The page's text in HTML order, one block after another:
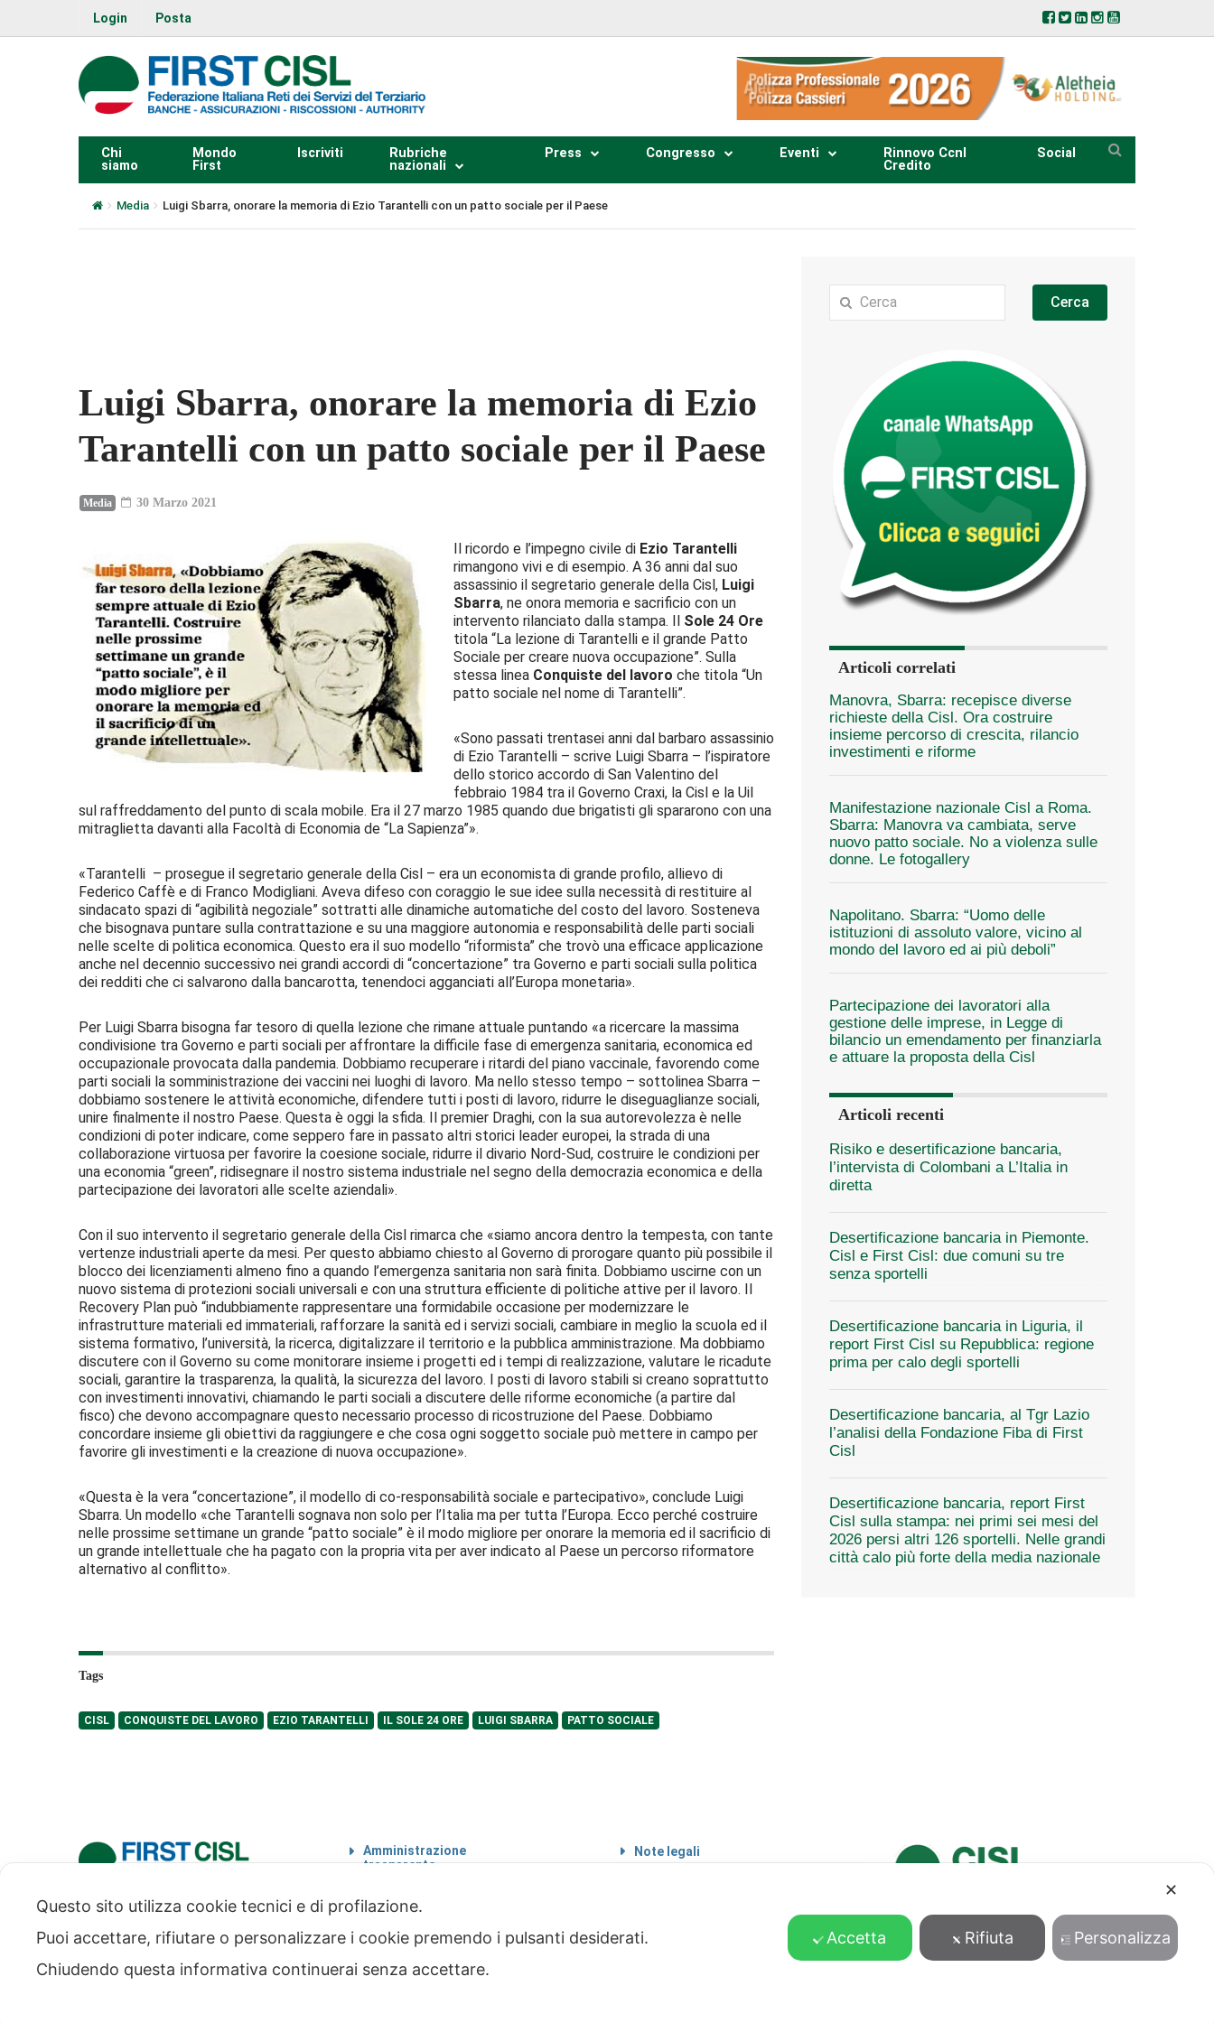
Login Posta
Chi
siamo
Mondo
First
Iscriviti
Rubriche
nazionali
Press Congresso Eventi
Rinnovo Ccnl
Credito
Social
Media Luigi Sbarra, onorare la memoria di Ezio Tarantelli con un patto sociale per il Paese
Luigi Sbarra, onorare la memoria di Ezio
Tarantelli con un patto sociale per il Paese
Media 30 Marzo 2021
Il ricordo e l’impegno civile di Ezio Tarantelli
rimangono vivi e di esempio. A 36 anni dal suo
assassinio il segretario generale della Cisl, Luigi
Sbarra, ne onora memoria e sacrificio con un
intervento rilanciato dalla stampa. Il Sole 24 Ore
titola “La lezione di Tarantelli e il grande Patto
Sociale per creare nuova occupazione”. Sulla
stessa linea Conquiste del lavoro che titola “Un
patto sociale nel nome di Tarantelli”.
«Sono passati trentasei anni dal barbaro assassinio
di Ezio Tarantelli – scrive Luigi Sbarra – l’ispiratore
dello storico accordo di San Valentino del
febbraio 1984 tra il Governo Craxi, la Cisl e la Uil
sul raffreddamento del punto di scala mobile. Era il 27 marzo 1985 quando due brigatisti gli spararono con una
mitraglietta davanti alla Facoltà di Economia de “La Sapienza”».
«Tarantelli – prosegue il segretario generale della Cisl – era un economista di grande profilo, allievo di
Federico Caffè e di Franco Modigliani. Aveva difeso con coraggio le sue idee sulla necessità di restituire al
sindacato spazi di “agibilità negoziale” sottratti alle dinamiche automatiche del costo del lavoro. Sosteneva
che bisognava puntare sulla contrattazione e su una maggiore autonomia e responsabilità delle parti sociali
nelle scelte di politica economica. Questo era il suo modello “riformista” che trovò una efficace applicazione
anche nel decennio successivo nei grandi accordi di “concertazione” tra Governo e parti sociali sulla politica
dei redditi che ci salvarono dalla bancarotta, tenendoci agganciati all’Europa monetaria».
Per Luigi Sbarra bisogna far tesoro di quella lezione che rimane attuale puntando «a ricercare la massima
condivisione tra Governo e parti sociali per affrontare la difficile fase di emergenza sanitaria, economica ed
occupazionale provocata dalla pandemia. Dobbiamo recuperare i ritardi del piano vaccinale, favorendo come
parti sociali la somministrazione dei vaccini nei luoghi di lavoro. Ma nello stesso tempo – sottolinea Sbarra –
dobbiamo sostenere le attività economiche, difendere tutti i posti di lavoro, ridurre le diseguaglianze sociali,
unire finalmente il nostro Paese. Questa è oggi la sfida. Il premier Draghi, con la sua autorevolezza è nelle
condizioni di poter indicare, come seppero fare in passato altri storici leader europei, la strada di una
collaborazione virtuosa per favorire la coesione sociale, ridurre il divario Nord-Sud, costruire le condizioni per
una economia “green”, ridisegnare il nostro sistema industriale nel segno della democrazia economica e della
partecipazione dei lavoratori alle scelte aziendali».
Con il suo intervento il segretario generale della Cisl rimarca che «siamo ancora dentro la tempesta, con tante
vertenze industriali aperte da mesi. Per questo abbiamo chiesto al Governo di prorogare quanto più possibile il
blocco dei licenziamenti almeno fino a quando l’emergenza sanitaria non sarà finita. Dobbiamo uscirne con un
nuovo sistema di protezioni sociali universali e con una struttura efficiente di politiche attive per il lavoro. Il
Recovery Plan può “indubbiamente rappresentare una formidabile occasione per modernizzare le
infrastrutture materiali ed immateriali, rafforzare la sanità ed i servizi sociali, cambiare in meglio la scuola ed il
sistema formativo, l’università, la ricerca, digitalizzare il territorio e la pubblica amministrazione. Ma dobbiamo
discutere con il Governo su come monitorare insieme i progetti ed i tempi di realizzazione, valutare le ricadute
sociali, garantire la trasparenza, la qualità, la sicurezza del lavoro. I posti di lavoro stabili si creano soprattutto
con investimenti innovativi, chiamando le parti sociali a discutere delle riforme economiche (a partire dal
fisco) che devono accompagnare questo necessario processo di ricostruzione del Paese. Dobbiamo
concordare insieme gli obiettivi da raggiungere e che cosa ogni soggetto sociale può mettere in campo per
favorire gli investimenti e la creazione di nuova occupazione».
«Questa è la vera “concertazione”, il modello di co-responsabilità sociale e partecipativo», conclude Luigi
Sbarra. Un modello «che Tarantelli sognava non solo per l’Italia ma per tutta l’Europa. Ecco perché costruire
nelle prossime settimane un grande “patto sociale” è il modo migliore per onorare la memoria ed il sacrificio di
un grande intellettuale che ha pagato con la propria vita per aver indicato al Paese un percorso riformatore
alternativo al conflitto».
Tags
CISL CONQUISTE DEL LAVORO EZIO TARANTELLI IL SOLE 24 ORE LUIGI SBARRA PATTO SOCIALE
Cerca
Articoli correlati
Manovra, Sbarra: recepisce diverse
richieste della Cisl. Ora costruire
insieme percorso di crescita, rilancio
investimenti e riforme
Manifestazione nazionale Cisl a Roma.
Sbarra: Manovra va cambiata, serve
nuovo patto sociale. No a violenza sulle
donne. Le fotogallery
Napolitano. Sbarra: “Uomo delle
istituzioni di assoluto valore, vicino al
mondo del lavoro ed ai più deboli”
Partecipazione dei lavoratori alla
gestione delle imprese, in Legge di
bilancio un emendamento per finanziarla
e attuare la proposta della Cisl
Articoli recenti
Risiko e desertificazione bancaria,
l’intervista di Colombani a L’Italia in
diretta
Desertificazione bancaria in Piemonte.
Cisl e First Cisl: due comuni su tre
senza sportelli
Desertificazione bancaria in Liguria, il
report First Cisl su Repubblica: regione
prima per calo degli sportelli
Desertificazione bancaria, al Tgr Lazio
l’analisi della Fondazione Fiba di First
Cisl
Desertificazione bancaria, report First
Cisl sulla stampa: nei primi sei mesi del
2026 persi altri 126 sportelli. Nelle grandi
città calo più forte della media nazionale
via Modena 5, 00184 Roma
fax: +39 06 4746136
info@firstcisl.it
Amministrazione
trasparente
Note legali
Home
✕
Questo sito utilizza cookie tecnici e di profilazione.
Puoi accettare, rifiutare o personalizzare i cookie premendo i pulsanti desiderati.
Chiudendo questa informativa continuerai senza accettare.
Accetta Rifiuta Personalizza